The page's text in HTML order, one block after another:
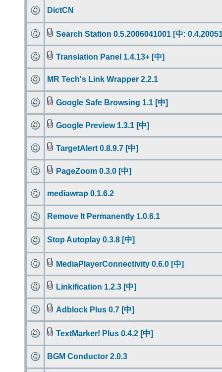
DictCN
Search Station 0.5.2006041001 [中:
Translation Panel 1.4.13+ [中]
MR Tech's Link Wrapper 2.2.1
Google Safe Browsing 1.1 [中]
Google Preview 1.3.1 [中]
TargetAlert 0.8.9.7 [中]
PageZoom 0.3.0 [中]
mediawrap 0.1.6.2
Remove It Permanently 1.0.6.1
Stop Autoplay 0.3.8 [中]
MediaPlayerConnectivity 0.6.0 [中]
Linkification 1.2.3 [中]
Adblock Plus 0.7 [中]
TextMarker! Plus 0.4.2 [中]
BGM Conductor 2.0.3